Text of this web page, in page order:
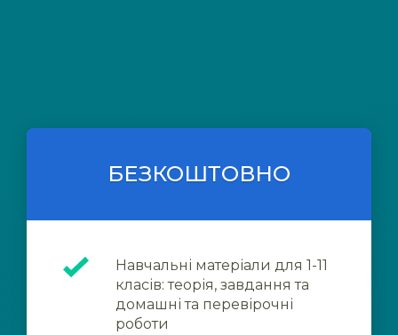
БЕЗКОШТОВНО
Навчальні матеріали для 1-11
класів: теорія, завдання та
домашні та перевірочні
роботи